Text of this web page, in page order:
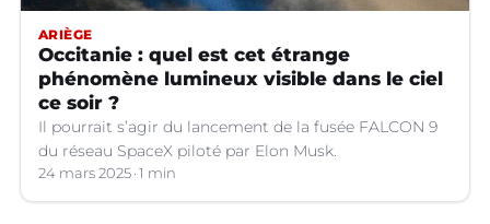
ARIÈGE
Occitanie : quel est cet étrange
phénomène lumineux visible dans le ciel
ce soir ?
Il pourrait s’agir du lancement de la fusée FALCON 9
du réseau SpaceX piloté par Elon Musk.
24 mars 2025 1 min